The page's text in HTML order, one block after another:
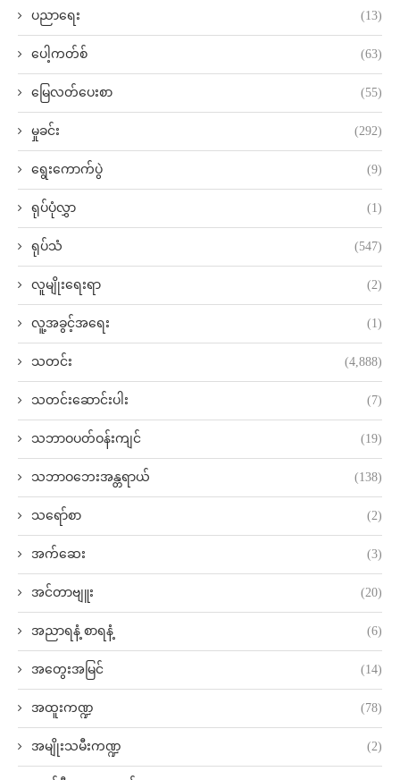
ပညာရေး (13)
ပေါ့ကတ်စ် (63)
မြေလတ်ပေးစာ (55)
မှုခင်း (292)
ရွေးကောက်ပွဲ (9)
ရုပ်ပုံလွှာ (1)
ရုပ်သံ (547)
လူမျိုးရေးရာ (2)
လူ့အခွင့်အရေး (1)
သတင်း (4,888)
သတင်းဆောင်းပါး (7)
သဘာဝပတ်ဝန်းကျင် (19)
သဘာဝဘေးအန္တရာယ် (138)
သရော်စာ (2)
အက်ဆေး (3)
အင်တာဗျူး (20)
အညာရနံ့ စာရနံ့ (6)
အတွေးအမြင် (14)
အထူးကဏ္ဍ (78)
အမျိုးသမီးကဏ္ဍ (2)